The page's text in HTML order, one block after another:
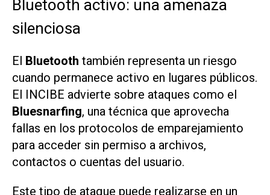
Bluetooth activo: una amenaza
silenciosa
El Bluetooth también representa un riesgo
cuando permanece activo en lugares públicos.
El INCIBE advierte sobre ataques como el
Bluesnarfing, una técnica que aprovecha
fallas en los protocolos de emparejamiento
para acceder sin permiso a archivos,
contactos o cuentas del usuario.
Este tipo de ataque puede realizarse en un